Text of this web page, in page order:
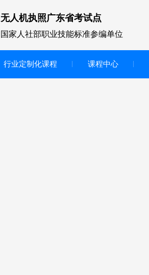
无人机执照广东省考试点
国家人社部职业技能标准参编单位
行业定制化课程 课程中心